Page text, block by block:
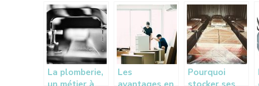
La plomberie,
Les
Pourquoi